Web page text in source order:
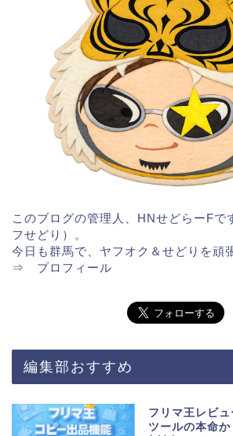
このブログの管理人、HNせどらーFで
フせどり）。
今日も群馬で、ヤフオク＆せどりを頑
⇒ プロフィール
編集部おすすめ
フリマ王レビ
ツールの本命